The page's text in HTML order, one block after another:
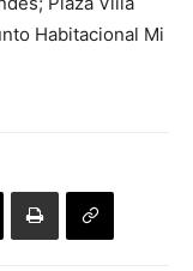
Habitacional Mi